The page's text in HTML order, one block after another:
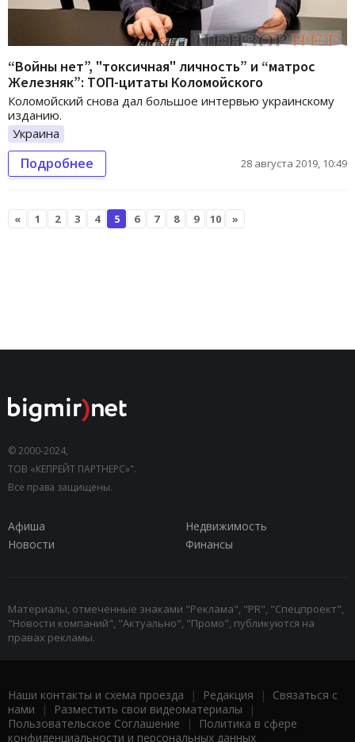
“Войны нет”, "токсичная" личность” и “матрос
Железняк”: ТОП-цитаты Коломойского
Коломойский снова дал большое интервью украинскому
изданию.
Украина
Подробнее 28 августа 2019, 10:49
« 1 2 3 4 5 6 7 8 9 10 »
© 2000-2024,
ТОВ «КЕПРЕЙТ ПАРТНЕРС»".
Все права защищены.
Афиша
Недвижимость
Новости
Финансы
Материалы, отмеченные знаками "Реклама", "PR", "Спецпроект",
"Новости компаний", "Актуально", "Промо", публикуются на
правах рекламы.
Наши контакты и схема проезда | Редакция | Связаться с
нами | Разместить свои видеоматериалы |
Пользовательское Соглашение |
Политика в сфере
конфиденциальности и персональных данных